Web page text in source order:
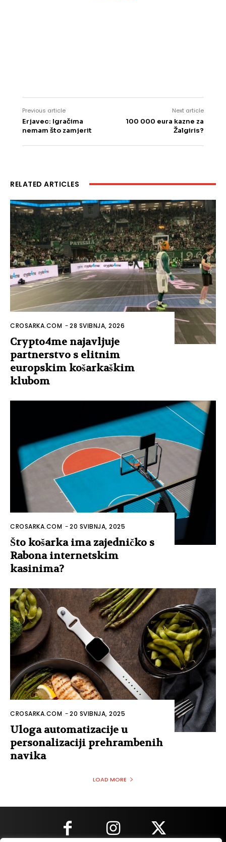
Previous article
Erjavec: Igračima
nemam što zamjerit
Next article
100 000 eura kazne za
Žalgiris?
RELATED ARTICLES
CROSARKA.COM -28 SVIBNJA, 2026
Crypto4me najavljuje
partnerstvo s elitnim
europskim košarkaškim
klubom
CROSARKA.COM -20 SVIBNJA, 2025
Što košarka ima zajedničko s
Rabona internetskim
kasinima?
CROSARKA.COM -20 SVIBNJA, 2025
Uloga automatizacije u
personalizaciji prehrambenih
navika
LOAD MORE